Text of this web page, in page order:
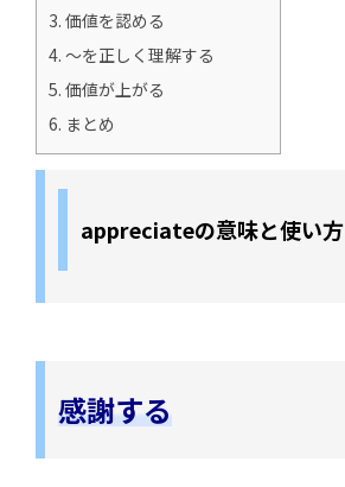
3. 価値を認める
4. ～を正しく理解する
5. 価値が上がる
6. まとめ
appreciateの意味と使い方
感謝する